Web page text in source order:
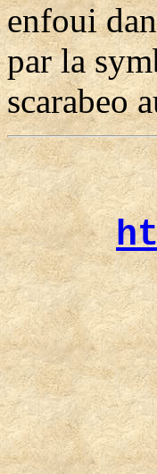
enfoui
par la
scarabeo